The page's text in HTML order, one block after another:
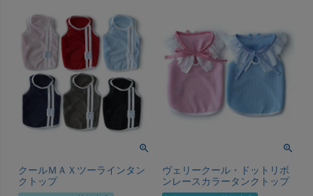
クールＭＡＸツーラインタン
クトップ
ヴェリークール・ドットリボ
ンレースカラータンクトップ